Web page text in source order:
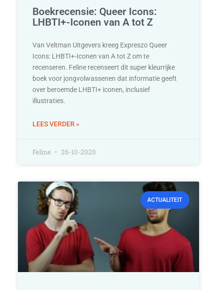
Boekrecensie: Queer Icons:
LHBTI+-Iconen van A tot Z
Van Veltman Uitgevers kreeg Expreszo Queer
Icons: LHBTI+-Iconen van A tot Z om te
recenseren. Feline recenseert dit super kleurrijke
boek voor jongvolwassenen dat informatie geeft
over beroemde LHBTI+ iconen, inclusief
illustraties.
LEES VERDER »
Feline 26-10-2020
ACTUALITEIT